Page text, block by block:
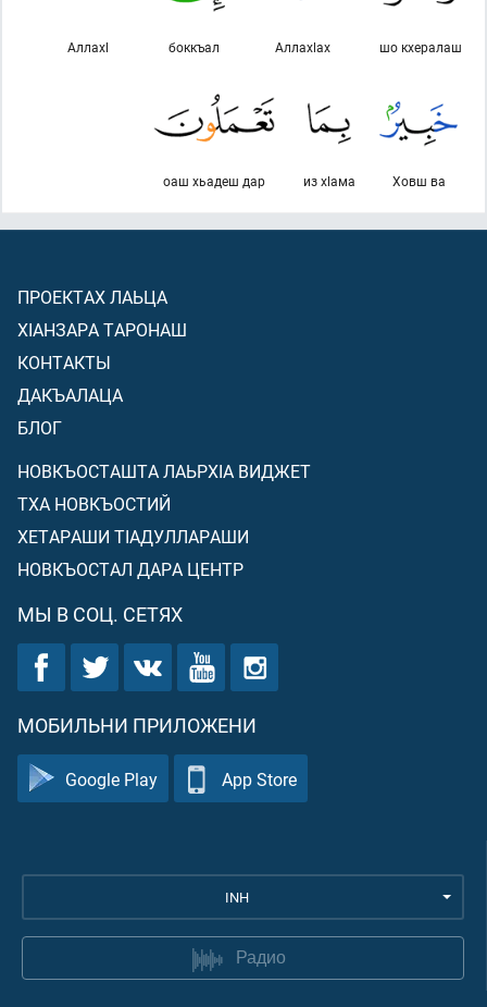
шо кхералаш
Аллахlах
боккъал
Аллахl
Ховш ва
из хlама
оаш хьадеш дар
ПРОЕКТАХ ЛАЬЦА
ХIАНЗАРА ТАРОНАШ
КОНТАКТЫ
ДАКЪАЛАЦА
БЛОГ
НОВКЪОСТАШТА ЛАЬРХIА ВИДЖЕТ
ТХА НОВКЪОСТИЙ
ХЕТАРАШИ ТIАДУЛЛАРАШИ
НОВКЪОСТАЛ ДАРА ЦЕНТР
МЫ В СОЦ. СЕТЯХ
МОБИЛЬНИ ПРИЛОЖЕНИ
Google Play App Store
INH
Радио